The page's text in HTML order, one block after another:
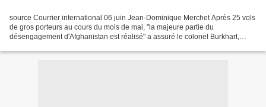
source Courrier international 06 juin Jean-Dominique Merchet Après 25 vols
de gros porteurs au cours du mois de mai, "la majeure partie du
désengagement d'Afghanistan est réalisé" a assuré le colonel Burkhart,